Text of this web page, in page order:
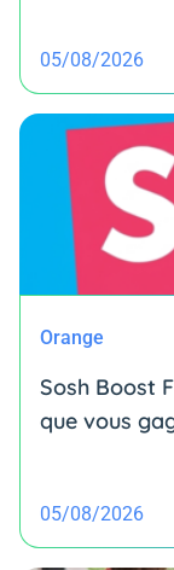
05/08/2026
Orange
Sosh Boost
que vous
05/08/2026